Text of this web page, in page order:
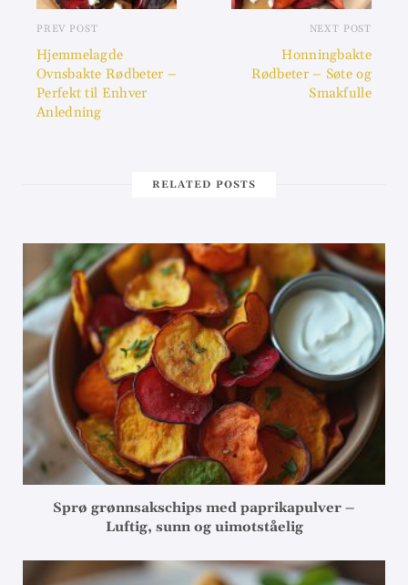
PREV POST
Hjemmelagde
Ovnsbakte Rødbeter –
Perfekt til Enhver
Anledning
NEXT POST
Honningbakte
Rødbeter – Søte og
Smakfulle
RELATED POSTS
Sprø grønnsakschips med paprikapulver –
Luftig, sunn og uimotståelig